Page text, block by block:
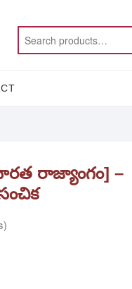
రాజ్యాంగం] –